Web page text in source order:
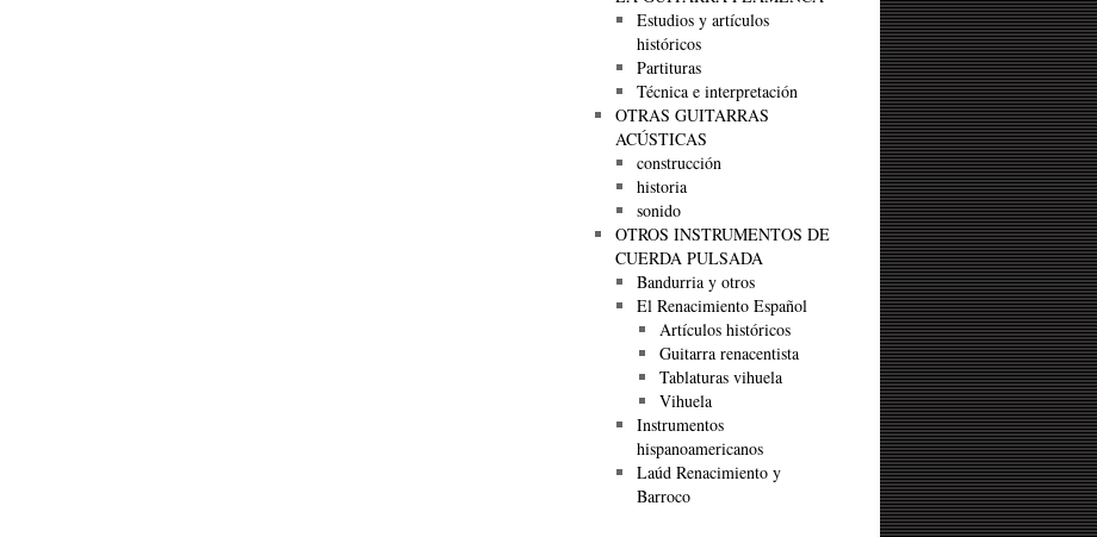
Estudios y artículos
históricos
Partituras
Técnica e interpretación
OTRAS GUITARRAS
ACÚSTICAS
construcción
historia
sonido
OTROS INSTRUMENTOS DE
CUERDA PULSADA
Bandurria y otros
El Renacimiento Español
Artículos históricos
Guitarra renacentista
Tablaturas vihuela
Vihuela
Instrumentos
hispanoamericanos
Laúd Renacimiento y
Barroco